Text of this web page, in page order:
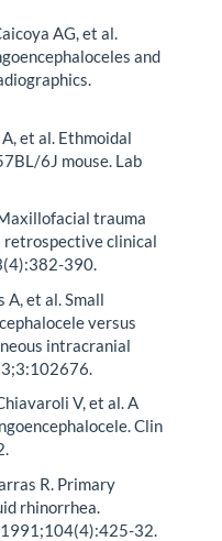
AG, et al.
and
et al. Ethmoidal
6J mouse. Lab
trauma
retrospective clinical
390.
A, et al. Small
versus
intracranial
V, et al. A
Clin
R. Primary
rhinorrhea.
32.